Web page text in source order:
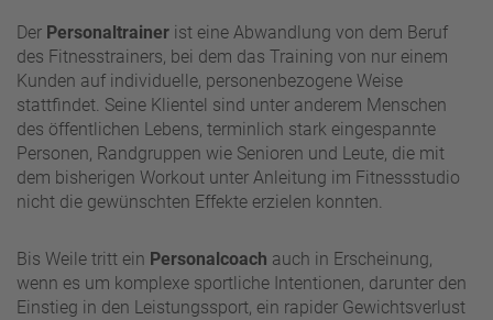
Der Personaltrainer ist eine Abwandlung von dem Beruf
des Fitnesstrainers, bei dem das Training von nur einem
Kunden auf individuelle, personenbezogene Weise
stattfindet. Seine Klientel sind unter anderem Menschen
des öffentlichen Lebens, terminlich stark eingespannte
Personen, Randgruppen wie Senioren und Leute, die mit
dem bisherigen Workout unter Anleitung im Fitnessstudio
nicht die gewünschten Effekte erzielen konnten.
Bis Weile tritt ein Personalcoach auch in Erscheinung,
wenn es um komplexe sportliche Intentionen, darunter den
Einstieg in den Leistungssport, ein rapider Gewichtsverlust